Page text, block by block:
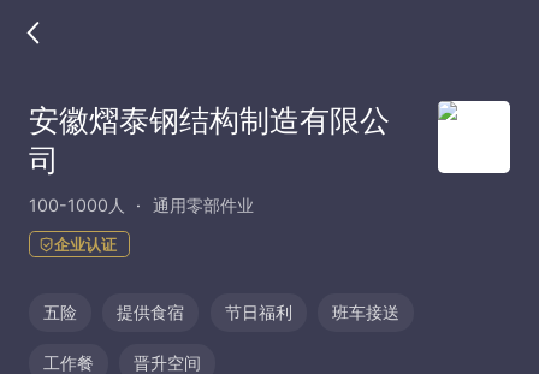
安徽熠泰钢结构制造有限公
司
100-1000人 通用零部件业
企业认证
五险 提供食宿 节日福利 班车接送
工作餐 晋升空间